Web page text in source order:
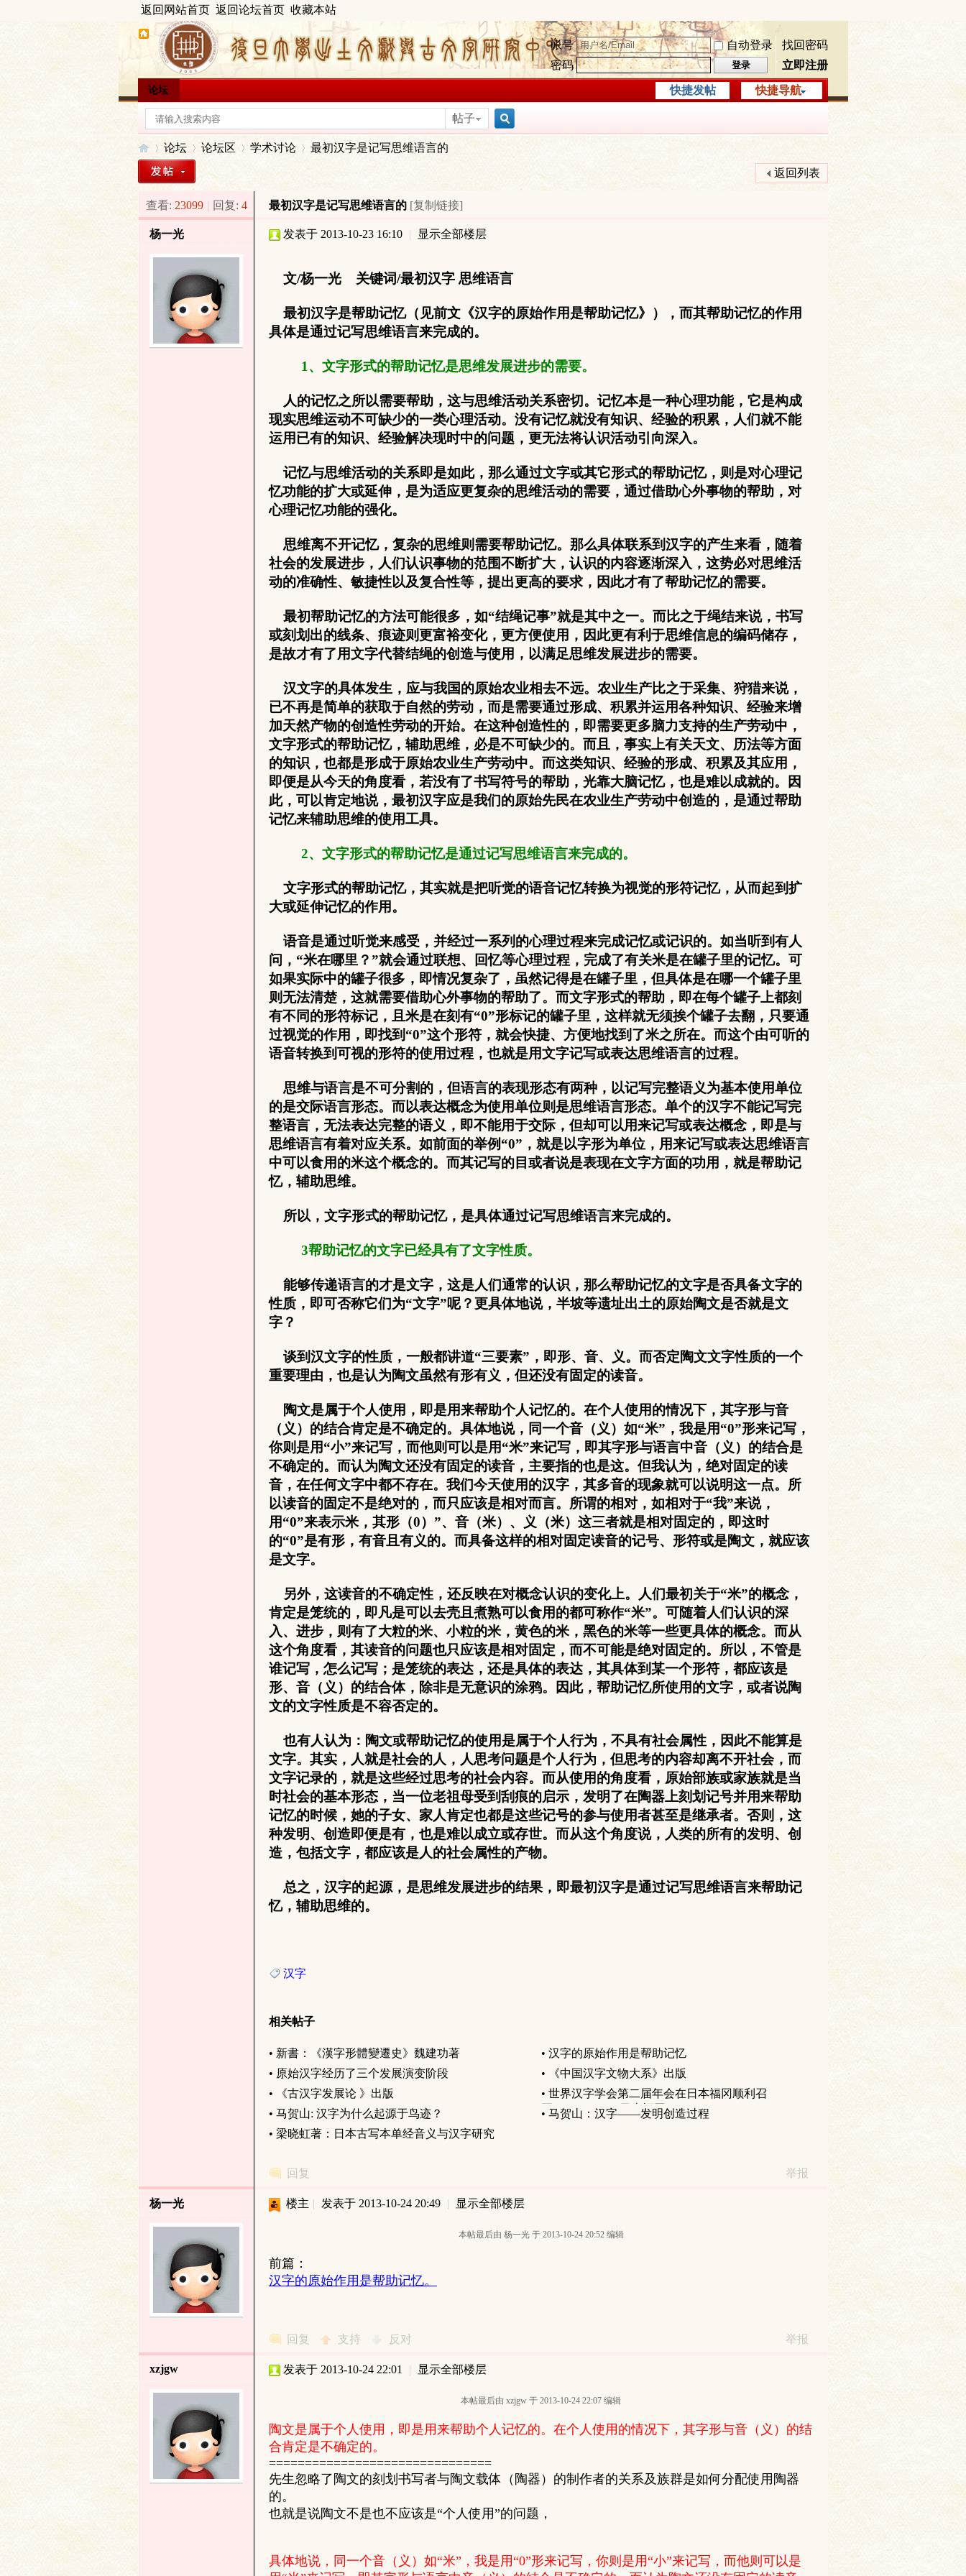
返回网站首页 返回论坛首页 收藏本站
帐号 自动登录
找回密码
密码
登录 立即注册
快捷导航
论坛 快捷发帖
帖子
出»
论坛
›
论坛区
›
学术讨论
›
最初汉字是记写思维语言的
返回列表
查看: 23099 | 回复: 4 最初汉字是记写思维语言的 [复制链接]
杨一光 发表于 2013-10-23 16:10 | 显示全部楼层
文/杨一光 关键词/最初汉字 思维语言
最初汉字是帮助记忆（见前文《汉字的原始作用是帮助记忆》），而其帮助记忆的作用
具体是通过记写思维语言来完成的。
1 、文字形式的帮助记忆是思维发展进步的需要。
人的记忆之所以需要帮助，这与思维活动关系密切。记忆本是一种心理功能，它是构成
现实思维运动不可缺少的一类心理活动。没有记忆就没有知识、经验的积累，人们就不能
运用已有的知识、经验解决现时中的问题，更无法将认识活动引向深入。
记忆与思维活动的关系即是如此，那么通过文字或其它形式的帮助记忆，则是对心理记
忆功能的扩大或延伸，是为适应更复杂的思维活动的需要，通过借助心外事物的帮助，对
心理记忆功能的强化。
思维离不开记忆，复杂的思维则需要帮助记忆。那么具体联系到汉字的产生来看，随着
社会的发展进步，人们认识事物的范围不断扩大，认识的内容逐渐深入，这势必对思维活
动的准确性、敏捷性以及复合性等，提出更高的要求，因此才有了帮助记忆的需要。
最初帮助记忆的方法可能很多，如“结绳记事”就是其中之一。而比之于绳结来说，书写
或刻划出的线条、痕迹则更富裕变化，更方便使用，因此更有利于思维信息的编码储存，
是故才有了用文字代替结绳的创造与使用，以满足思维发展进步的需要。
汉文字的具体发生，应与我国的原始农业相去不远。农业生产比之于采集、狩猎来说，
已不再是简单的获取于自然的劳动，而是需要通过形成、积累并运用各种知识、经验来增
加天然产物的创造性劳动的开始。在这种创造性的，即需要更多脑力支持的生产劳动中，
文字形式的帮助记忆，辅助思维，必是不可缺少的。而且，事实上有关天文、历法等方面
的知识，也都是形成于原始农业生产劳动中。而这类知识、经验的形成、积累及其应用，
即便是从今天的角度看，若没有了书写符号的帮助，光靠大脑记忆，也是难以成就的。因
此，可以肯定地说，最初汉字应是我们的原始先民在农业生产劳动中创造的，是通过帮助
记忆来辅助思维的使用工具。
2、文字形式的帮助记忆是通过记写思维语言来完成的。
文字形式的帮助记忆，其实就是把听觉的语音记忆转换为视觉的形符记忆，从而起到扩
大或延伸记忆的作用。
语音是通过听觉来感受，并经过一系列的心理过程来完成记忆或记识的。如当听到有人
问，“米在哪里？”就会通过联想、回忆等心理过程，完成了有关米是在罐子里的记忆。可
如果实际中的罐子很多，即情况复杂了，虽然记得是在罐子里，但具体是在哪一个罐子里
则无法清楚，这就需要借助心外事物的帮助了。而文字形式的帮助，即在每个罐子上都刻
有不同的形符标记，且米是在刻有“0”形标记的罐子里，这样就无须挨个罐子去翻，只要通
过视觉的作用，即找到“0”这个形符，就会快捷、方便地找到了米之所在。而这个由可听的
语音转换到可视的形符的使用过程，也就是用文字记写或表达思维语言的过程。
思维与语言是不可分割的，但语言的表现形态有两种，以记写完整语义为基本使用单位
的是交际语言形态。而以表达概念为使用单位则是思维语言形态。单个的汉字不能记写完
整语言，无法表达完整的语义，即不能用于交际，但却可以用来记写或表达概念，即是与
思维语言有着对应关系。如前面的举例“0”，就是以字形为单位，用来记写或表达思维语言
中可以食用的米这个概念的。而其记写的目或者说是表现在文字方面的功用，就是帮助记
忆，辅助思维。
所以，文字形式的帮助记忆，是具体通过记写思维语言来完成的。
3帮助记忆的文字已经具有了文字性质。
能够传递语言的才是文字，这是人们通常的认识，那么帮助记忆的文字是否具备文字的
性质，即可否称它们为“文字”呢？更具体地说，半坡等遗址出土的原始陶文是否就是文
字？
谈到汉文字的性质，一般都讲道“三要素”，即形、音、义。而否定陶文文字性质的一个
重要理由，也是认为陶文虽然有形有义，但还没有固定的读音。
陶文是属于个人使用，即是用来帮助个人记忆的。在个人使用的情况下，其字形与音
（义）的结合肯定是不确定的。具体地说，同一个音（义）如“米”，我是用“0”形来记写，
你则是用“小”来记写，而他则可以是用“米”来记写，即其字形与语言中音（义）的结合是
不确定的。而认为陶文还没有固定的读音，主要指的也是这。但我认为，绝对固定的读
音，在任何文字中都不存在。我们今天使用的汉字，其多音的现象就可以说明这一点。所
以读音的固定不是绝对的，而只应该是相对而言。所谓的相对，如相对于“我”来说，
用“0”来表示米，其形（0）”、音（米）、义（米）这三者就是相对固定的，即这时
的“0”是有形，有音且有义的。而具备这样的相对固定读音的记号、形符或是陶文，就应该
是文字。
另外，这读音的不确定性，还反映在对概念认识的变化上。人们最初关于“米”的概念，
肯定是笼统的，即凡是可以去壳且煮熟可以食用的都可称作“米”。可随着人们认识的深
入、进步，则有了大粒的米、小粒的米，黄色的米，黑色的米等一些更具体的概念。而从
这个角度看，其读音的问题也只应该是相对固定，而不可能是绝对固定的。所以，不管是
谁记写，怎么记写；是笼统的表达，还是具体的表达，其具体到某一个形符，都应该是
形、音（义）的结合体，除非是无意识的涂鸦。因此，帮助记忆所使用的文字，或者说陶
文的文字性质是不容否定的。
也有人认为：陶文或帮助记忆的使用是属于个人行为，不具有社会属性，因此不能算是
文字。其实，人就是社会的人，人思考问题是个人行为，但思考的内容却离不开社会，而
文字记录的，就是这些经过思考的社会内容。而从使用的角度看，原始部族或家族就是当
时社会的基本形态，当一位老祖母受到刮痕的启示，发明了在陶器上刻划记号并用来帮助
记忆的时候，她的子女、家人肯定也都是这些记号的参与使用者甚至是继承者。否则，这
种发明、创造即便是有，也是难以成立或存世。而从这个角度说，人类的所有的发明、创
造，包括文字，都应该是人的社会属性的产物。
总之，汉字的起源，是思维发展进步的结果，即最初汉字是通过记写思维语言来帮助记
忆，辅助思维的。
汉字
相关帖子
• 新書：《漢字形體變遷史》魏建功著 • 汉字的原始作用是帮助记忆
• 原始汉字经历了三个发展演变阶段 •
《中国汉字文物大系》出版
•
《古汉字发展论 》出版 • 世界汉字学会第二届年会在日本福冈顺利召
开/2014.8.25-28/日本福冈
• 马贺山: 汉字为什么起源于鸟迹？ • 马贺山：汉字——发明创造过程
• 梁晓虹著：日本古写本单经音义与汉字研究
回复 举报
杨一光 楼主 | 发表于 2013-10-24 20:49 | 显示全部楼层
本帖最后由 杨一光 于 2013-10-24 20:52 编辑
前篇：
汉字的原始作用是帮助记忆。
回复 支持 反对 举报
xzjgw 发表于 2013-10-24 22:01 | 显示全部楼层
本帖最后由 xzjgw 于 2013-10-24 22:07 编辑
陶文是属于个人使用，即是用来帮助个人记忆的。在个人使用的情况下，其字形与音（义）的结
合肯定是不确定的。
===============================
先生忽略了陶文的刻划书写者与陶文载体（陶器）的制作者的关系及族群是如何分配使用陶器
的。
也就是说陶文不是也不应该是“个人使用”的问题，
具体地说，同一个音（义）如“米”，我是用“0”形来记写，你则是用“小”来记写，而他则可以是